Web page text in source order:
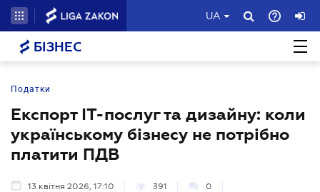
UA
БІЗНЕС
Податки
Експорт ІТ-послуг та дизайну: коли
українському бізнесу не потрібно
платити ПДВ
13 квітня 2026, 17:10 391 0